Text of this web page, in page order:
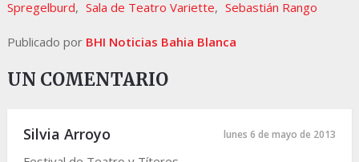
Spregelburd, Sala de Teatro Variette, Sebastián Rango
Publicado por BHI Noticias Bahia Blanca
UN COMENTARIO
Silvia Arroyo lunes 6 de mayo de 2013